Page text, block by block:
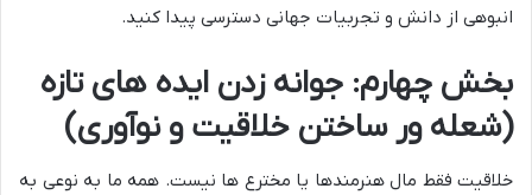
انبوهی از دانش و تجربیات جهانی دسترسی پیدا کنید.
بخش چهارم: جوانه زدن ایده های تازه
(شعله ور ساختن خلاقیت و نوآوری)
خلاقیت فقط مال هنرمندها یا مخترع ها نیست. همه ما به نوعی به